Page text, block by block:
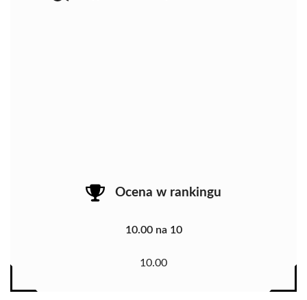
Ocena w rankingu
10.00 na 10
10.00